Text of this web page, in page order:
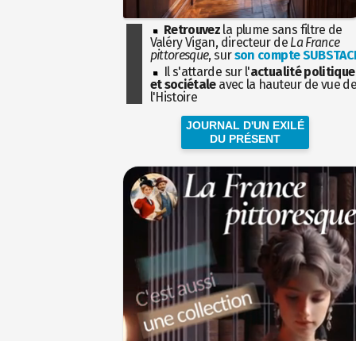
Retrouvez la plume sans filtre de
Valéry Vigan, directeur de La France
pittoresque, surson compte
Il s'attarde sur l'actualité politique
et sociétaleavec la hauteur de vue
l'Histoire
JOURNAL D'UN EXILÉ
DU PRÉSENT